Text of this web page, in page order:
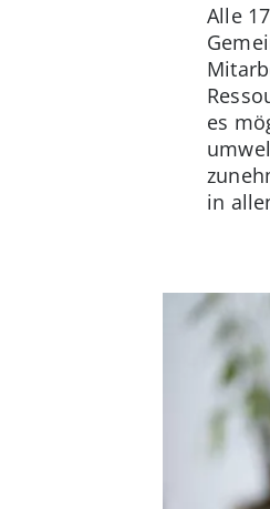
Alle
es
in